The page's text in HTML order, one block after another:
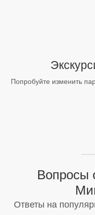
Попробуйте изменить
Вопросы
Ответы на